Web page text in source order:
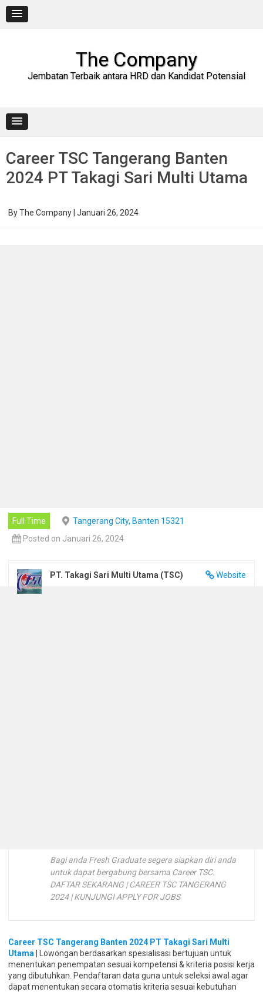
content
The Company
Jembatan Terbaik antara HRD dan Kandidat Potensial
Career TSC Tangerang Banten
2024 PT Takagi Sari Multi Utama
ByThe Company Januari 26, 2024
Full Time
Tangerang City, Banten 15321
Posted on Januari 26, 2024
Website
PT. Takagi Sari Multi Utama (TSC)
Bagi anda Fresh Graduate segera siapkan diri anda
untuk dapat bergabung bersama Career TSC.
DAFTAR SEKARANG | CAREER TSC TANGERANG
2024 | KUNJUNGI APPLY FOR JOBS
Career TSC Tangerang Banten 2024 PT Takagi Sari Multi
Utama
Lowongan berdasarkan spesialisasi bertujuan untuk
menentukan penempatan sesuai kompetensi & kriteria posisi kerja
yang dibutuhkan. Pendaftaran data guna untuk seleksi awal agar
dapat menentukan secara otomatis kriteria sesuai kebutuhan